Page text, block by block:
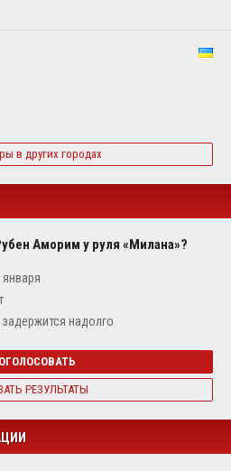
в других городах
Аморим у руля «Милана»?
надолго
РЕЗУЛЬТАТЫ